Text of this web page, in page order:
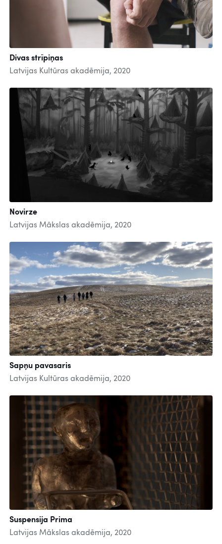
Divas strīpiņas
Latvijas Kultūras akadēmija, 2020
Novirze
Latvijas Mākslas akadēmija, 2020
Sapņu pavasaris
Latvijas Kultūras akadēmija, 2020
Suspensija Prima
Latvijas Mākslas akadēmija, 2020